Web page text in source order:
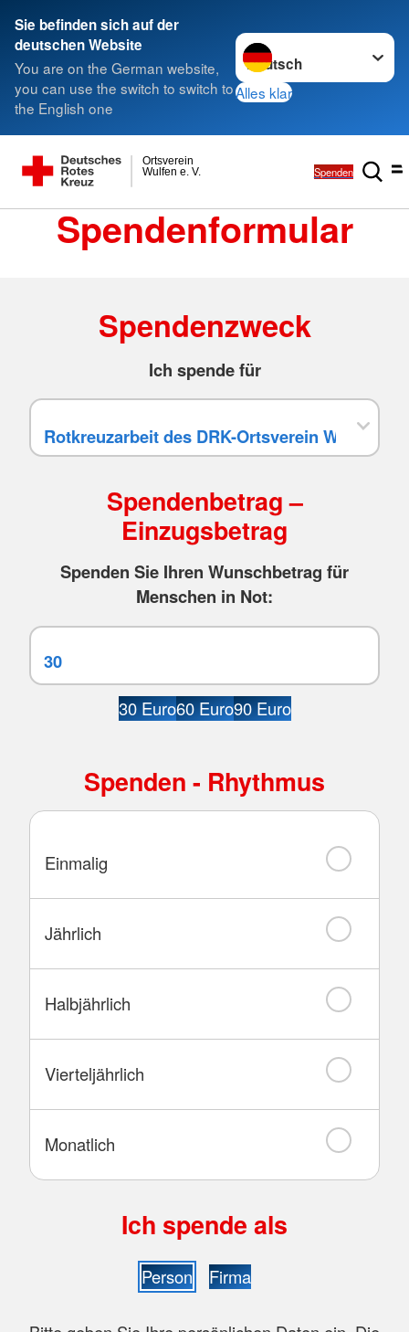
Sie befinden sich auf der
deutschen Website
You are on the German website,
you can use the switch to switch to
the English one
Sprache wechseln zu
Alles klar
Wulfen e. V.
Ortsverein
Spenden
Spendenformular
Spendenzweck
Ich spende für
Spendenbetrag –
Einzugsbetrag
Spenden Sie Ihren Wunschbetrag für
Menschen in Not:
30 Euro60 Euro90 Euro
Spenden - Rhythmus
Einmalig
Jährlich
Halbjährlich
Vierteljährlich
Monatlich
Ich spende als
Person Firma